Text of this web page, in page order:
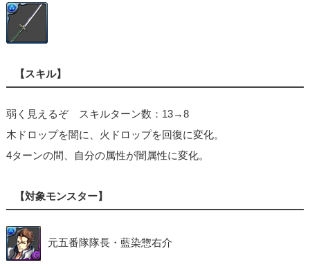
【スキル】
弱く見えるぞ スキルターン数：13→8
木ドロップを闇に、火ドロップを回復に変化。
4ターンの間、自分の属性が闇属性に変化。
【対象モンスター】
元五番隊隊長・藍染惣右介